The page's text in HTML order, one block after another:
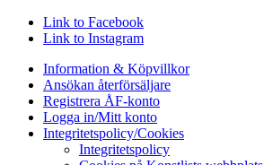
Link to Facebook
Link to Instagram
Information & Köpvillkor
Ansökan återförsäljare
Registrera ÅF-konto
Logga in/Mitt konto
Integritetspolicy/Cookies
Integritetspolicy